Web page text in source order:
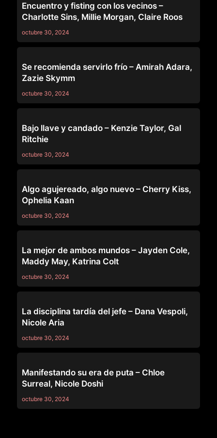
Encuentro y fisting con los vecinos –
Charlotte Sins, Millie Morgan, Claire Roos
octubre 30, 2024
Se recomienda servirlo frío – Amirah Adara,
Zazie Skymm
octubre 30, 2024
Bajo llave y candado – Kenzie Taylor, Gal
Ritchie
octubre 30, 2024
Algo agujereado, algo nuevo – Cherry Kiss,
Ophelia Kaan
octubre 30, 2024
La mejor de ambos mundos – Jayden Cole,
Maddy May, Katrina Colt
octubre 30, 2024
La disciplina tardía del jefe – Dana Vespoli,
Nicole Aria
octubre 30, 2024
Manifestando su era de puta – Chloe
Surreal, Nicole Doshi
octubre 30, 2024